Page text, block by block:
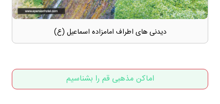
دیدنی های اطراف امامزاده اسماعیل (ع)
اماکن مذهبی قم را بشناسیم